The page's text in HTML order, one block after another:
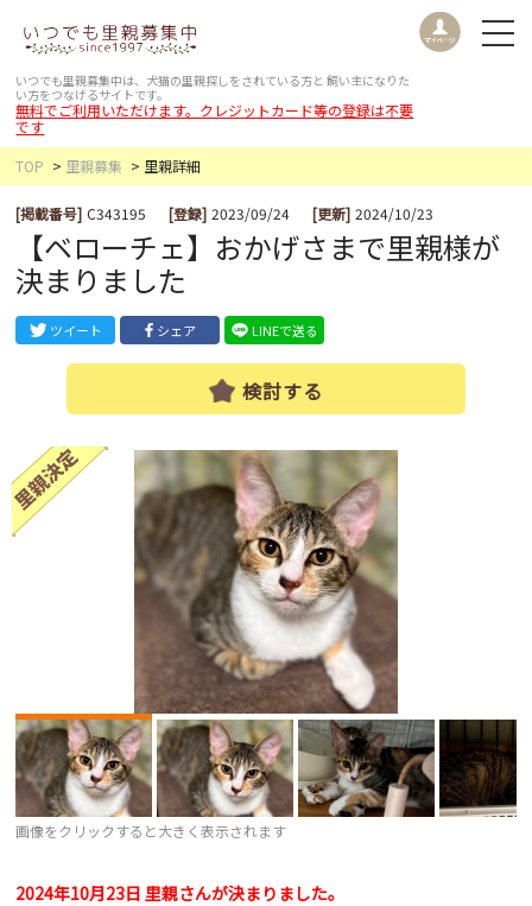
いつでも里親募集中は、犬猫の里親探しをされている方と 飼い主になりた
い方をつなげるサイトです。
無料でご利用いただけます。クレジットカード等の登録は不要
です
TOP
里親募集 里親詳細
[掲載番号] C343195 [登録] 2023/09/24 [更新] 2024/10/23
【ベローチェ】おかげさまで里親様が
決まりました
ツイート シェア LINEで送る
検討する
画像をクリックすると大きく表示されます
2024年10月23日 里親さんが決まりました。